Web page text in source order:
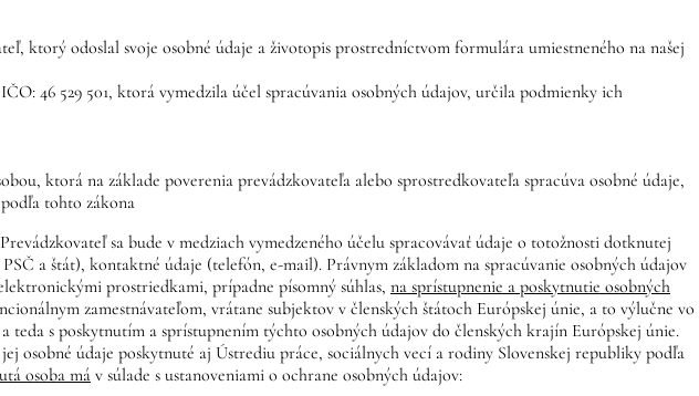
ktorý odoslal svoje osobné údaje a životopis prostredníctvom formulára umiestneného na našej
46 529 501, ktorá vymedzila účel spracúvania osobných údajov, určila podmienky ich
ktorá na základe poverenia prevádzkovateľa alebo sprostredkovateľa spracúva osobné údaje,
tohto zákona
sa bude v medziach vymedzeného účelu spracovávať údaje o totožnosti dotknutej
a štát), kontaktné údaje (telefón, e-mail). Právnym základom na spracúvanie osobných údajov
prostriedkami, prípadne písomný súhlas, na sprístupnenie a poskytnutie osobných
zamestnávateľom, vrátane subjektov v členských štátoch Európskej únie, a to výlučne vo
teda s poskytnutím a sprístupnením týchto osobných údajov do členských krajín Európskej únie.
osobné údaje poskytnuté aj Ústrediu práce, sociálnych vecí a rodiny Slovenskej republiky podľa
osoba máv súlade s ustanoveniami o ochrane osobných údajov: